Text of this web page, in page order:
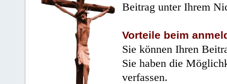
Beitrag unter Ihrem
Vorteile beim
Sie können Ihren
Sie haben die
verfassen.